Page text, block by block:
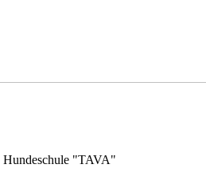
Hundeschule "TAVA"